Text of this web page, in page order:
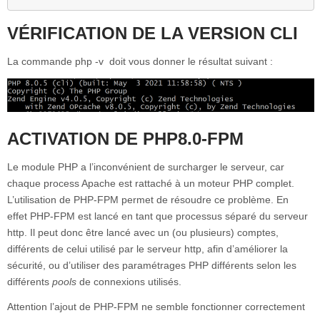
VÉRIFICATION DE LA VERSION CLI
La commande php -v doit vous donner le résultat suivant :
ACTIVATION DE PHP8.0-FPM
Le module PHP a l’inconvénient de surcharger le serveur, car
chaque process Apache est rattaché à un moteur PHP complet.
L’utilisation de PHP-FPM permet de résoudre ce problème. En
effet PHP-FPM est lancé en tant que processus séparé du serveur
http. Il peut donc être lancé avec un (ou plusieurs) comptes,
différents de celui utilisé par le serveur http, afin d’améliorer la
sécurité, ou d’utiliser des paramétrages PHP différents selon les
différents pools de connexions utilisés.
Attention l’ajout de PHP-FPM ne semble fonctionner correctement